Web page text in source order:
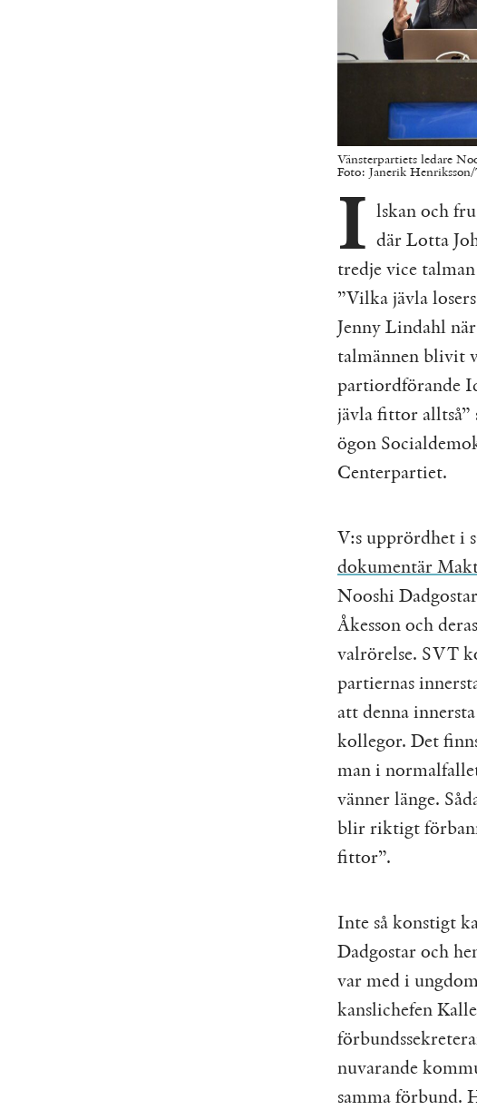
Vänsterpartiets ledare
Foto: Janerik
I lskan och
där Lotta
tredje vice
”Vilka jävla
Jenny Lindahl
talmännen blivit
partiordförande
jävla fittor alltså”
ögon
Centerpartiet.
V:s upprördhet i
dokumentär
Nooshi
Åkesson och
valrörelse. SVT
partiernas
att denna
kollegor. Det
man i
vänner länge.
blir riktigt
fittor”.
Inte så konstigt
Dadgostar och
var med i
kanslichefen
nuvarande
samma förbund.